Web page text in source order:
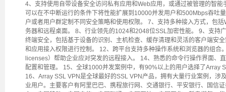
4、支持使用自带设备安全访问私有应用和Web应用，或通过被管理的智
可以在不中断运行的条件下将性能扩展到10000并发用户和500Mbps吞吐
户或者用户群定制不同安全策略和使用权限。 7、支持多种接入方式，包
务器和远程桌面。 8、行业领先的1024和2048位SSL加密性能。 9、支持
终端安全，包括基于设备的识别、主机检查、缓存清理和灵活的客户端安
和应用接入权限进行控制。 12、跨平台支持多种操作系统和浏览器的组
licenses）帮助企业应对突发的远程接入。 14、熟悉的命令行操作界面、
配置和管理。 15、全球1000并发案例中，有90%以上的用户选择了Array
16、Array SSL VPN是全球最好的SSL VPN产品，拥有大量行业案例，涉
业用户。主要客户有阿里巴巴、携程旅行网、交通银行、平安银行、国信